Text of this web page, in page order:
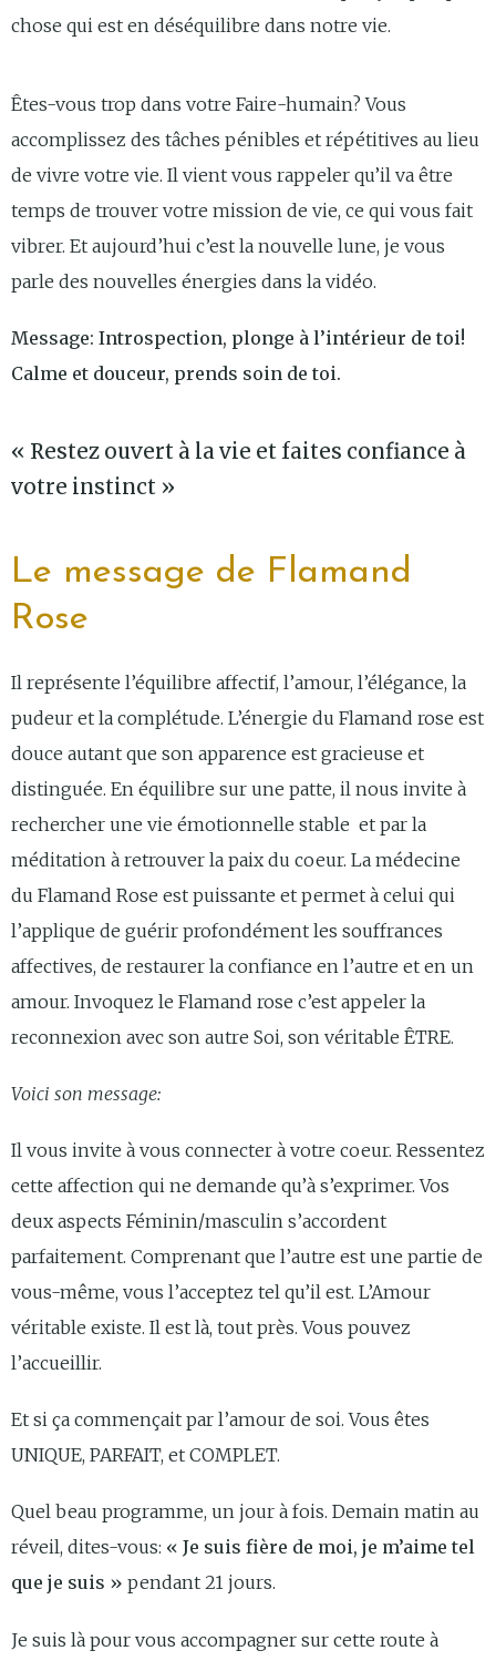
chose qui est en déséquilibre dans notre vie.
Êtes-vous trop dans votre Faire-humain? Vous
accomplissez des tâches pénibles et répétitives au lieu
de vivre votre vie. Il vient vous rappeler qu’il va être
temps de trouver votre mission de vie, ce qui vous fait
vibrer. Et aujourd’hui c’est la nouvelle lune, je vous
parle des nouvelles énergies dans la vidéo.
Message: Introspection, plonge à l’intérieur de toi!
Calme et douceur, prends soin de toi.
« Restez ouvert à la vie et faites confiance à
votre instinct »
Le message de Flamand
Rose
Il représente l’équilibre affectif, l’amour, l’élégance, la
pudeur et la complétude. L’énergie du Flamand rose est
douce autant que son apparence est gracieuse et
distinguée. En équilibre sur une patte, il nous invite à
rechercher une vie émotionnelle stable et par la
méditation à retrouver la paix du coeur. La médecine
du Flamand Rose est puissante et permet à celui qui
l’applique de guérir profondément les souffrances
affectives, de restaurer la confiance en l’autre et en un
amour. Invoquez le Flamand rose c’est appeler la
reconnexion avec son autre Soi, son véritable ÊTRE.
Voici son message:
Il vous invite à vous connecter à votre coeur. Ressentez
cette affection qui ne demande qu’à s’exprimer. Vos
deux aspects Féminin/masculin s’accordent
parfaitement. Comprenant que l’autre est une partie de
vous-même, vous l’acceptez tel qu’il est. L’Amour
véritable existe. Il est là, tout près. Vous pouvez
l’accueillir.
Et si ça commençait par l’amour de soi. Vous êtes
UNIQUE, PARFAIT, et COMPLET.
Quel beau programme, un jour à fois. Demain matin au
réveil, dites-vous: « Je suis fière de moi, je m’aime tel
que je suis » pendant 21 jours.
Je suis là pour vous accompagner sur cette route à